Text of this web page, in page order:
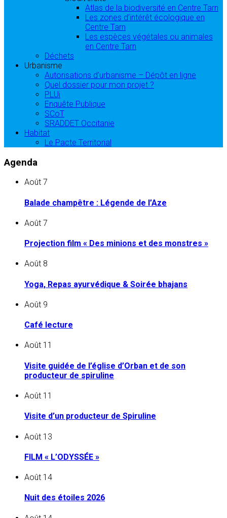
Atlas de la biodiversité en Centre Tarn
Les zones d’intérêt écologique en
Centre Tarn
Les espèces végétales ou animales
en Centre Tarn
Déchets
Urbanisme
Autorisations d’urbanisme – Dépôt en ligne
Quel dossier pour mon projet ?
PLUi
Enquête Publique
SCoT
SRADDET Occitanie
Habitat
Le Pacte Territorial
Agenda
Août 7
Balade champêtre : Légende de l’Aze
Août 7
Projection film « Des minions et des monstres »
Août 8
Yoga, Repas ayurvédique & Soirée bhajans
Août 9
Café lecture
Août 11
Visite guidée de l’église d’Orban et de son
producteur de spiruline
Août 11
Visite d’un producteur de Spiruline
Août 13
FILM « L’ODYSSÉE »
Août 14
Nuit des étoiles 2026